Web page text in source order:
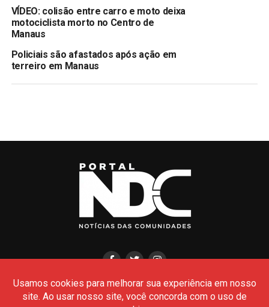
VÍDEO: colisão entre carro e moto deixa
motociclista morto no Centro de
Manaus
Policiais são afastados após ação em
terreiro em Manaus
HOME CIDADES POLÍCIA POLÍTICA
AMAZONAS